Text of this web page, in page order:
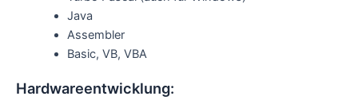
Java
Assembler
Basic, VB, VBA
Hardwareentwicklung: